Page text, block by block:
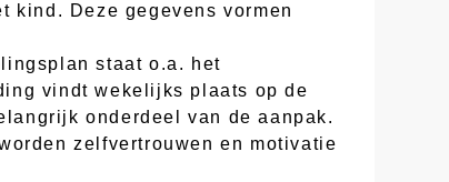
kind. Deze gegevens vormen
staat o.a. het
vindt wekelijks plaats op de
onderdeel van de aanpak.
zelfvertrouwen en motivatie